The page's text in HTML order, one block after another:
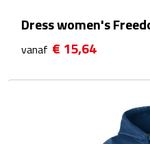
Dress women's
vanaf € 15,64